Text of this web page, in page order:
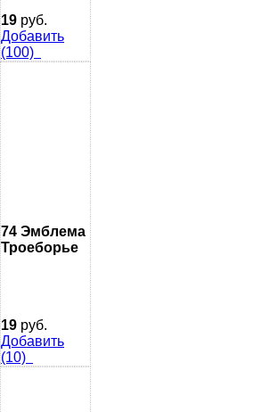
19 руб.
Добавить
(100)
74 Эмблема
Троеборье
19 руб.
Добавить
(10)